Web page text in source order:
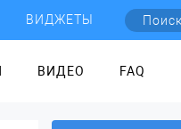
ВИДЖЕТЫ
ВИДЕО FAQ